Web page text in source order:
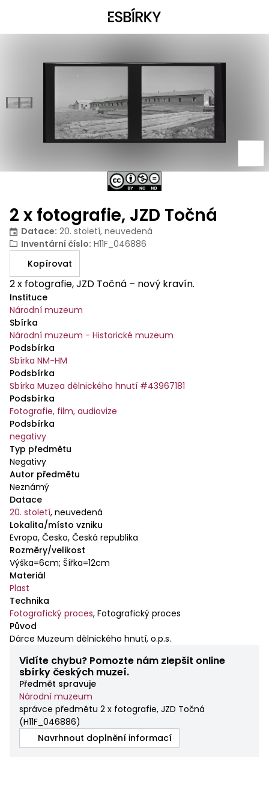
2 x fotografie, JZD Točná
Datace: 20. století, neuvedená
Inventární číslo: H11F_046886
Kopírovat
2 x fotografie, JZD Točná – nový kravín.
Instituce
Národní muzeum
Sbírka
Národní muzeum - Historické muzeum
Podsbírka
Sbírka NM-HM
Podsbírka
Sbírka Muzea dělnického hnutí #43967181
Podsbírka
Fotografie, film, audiovize
Podsbírka
negativy
Typ předmětu
Negativy
Autor předmětu
Neznámý
Datace
20. století, neuvedená
Lokalita/místo vzniku
Evropa, Česko, Česká republika
Rozměry/velikost
Výška=6cm; Šířka=12cm
Materiál
Plast
Technika
Fotografický proces, Fotografický proces
Původ
Dárce Muzeum dělnického hnutí, o.p.s.
Vidíte chybu? Pomozte nám zlepšit online
sbírky českých muzeí.
Předmět spravuje
Národní muzeum
správce předmětu 2 x fotografie, JZD Točná
(H11F_046886)
Navrhnout doplnění informací